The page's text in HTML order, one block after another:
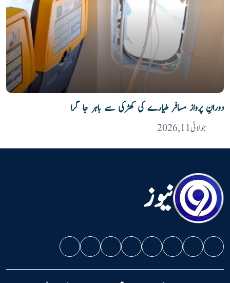
دورانِ پرواز مسافر طیارے کی کھڑکی سے باہر جا گرا
جولائی 11, 2026
نیوز